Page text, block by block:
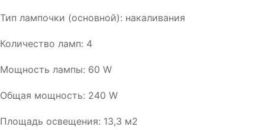
Тип лампочки (основной): накаливания
Количество ламп: 4
Мощность лампы: 60 W
Общая мощность: 240 W
Площадь освещения: 13,3 м2